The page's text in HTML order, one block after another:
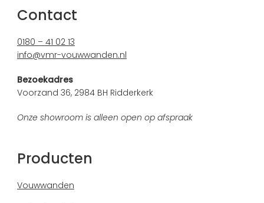
Contact
0180 – 41 02 13
info@vmr-vouwwanden.nl
Bezoekadres
Voorzand 36, 2984 BH Ridderkerk
Onze showroom is alleen open op afspraak
Producten
Vouwwanden